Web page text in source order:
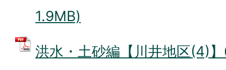
1.9MB)
洪水・土砂編【川井地区(4)